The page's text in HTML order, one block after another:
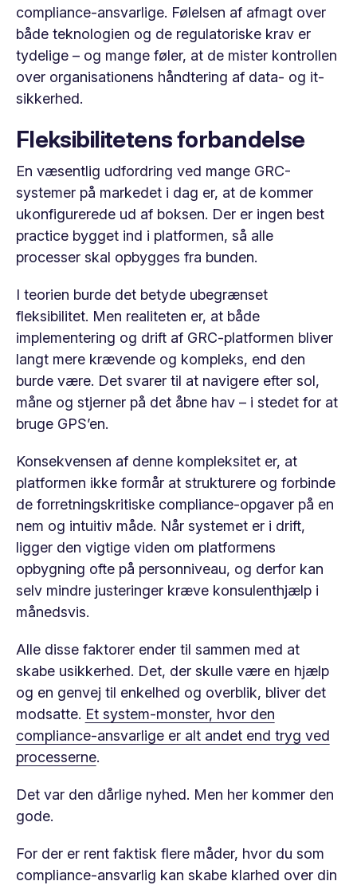
compliance-ansvarlige. Følelsen af afmagt over
både teknologien og de regulatoriske krav er
tydelige – og mange føler, at de mister kontrollen
over organisationens håndtering af data- og it-
sikkerhed.
Fleksibilitetens forbandelse
En væsentlig udfordring ved mange GRC-
systemer på markedet i dag er, at de kommer
ukonfigurerede ud af boksen. Der er ingen best
practice bygget ind i platformen, så alle
processer skal opbygges fra bunden.
I teorien burde det betyde ubegrænset
fleksibilitet. Men realiteten er, at både
implementering og drift af GRC-platformen bliver
langt mere krævende og kompleks, end den
burde være. Det svarer til at navigere efter sol,
måne og stjerner på det åbne hav – i stedet for at
bruge GPS’en.
Konsekvensen af denne kompleksitet er, at
platformen ikke formår at strukturere og forbinde
de forretningskritiske compliance-opgaver på en
nem og intuitiv måde. Når systemet er i drift,
ligger den vigtige viden om platformens
opbygning ofte på personniveau, og derfor kan
selv mindre justeringer kræve konsulenthjælp i
månedsvis.
Alle disse faktorer ender til sammen med at
skabe usikkerhed. Det, der skulle være en hjælp
og en genvej til enkelhed og overblik, bliver det
modsatte. Et system-monster, hvor den
compliance-ansvarlige er alt andet end tryg ved
processerne.
Det var den dårlige nyhed. Men her kommer den
gode.
For der er rent faktisk flere måder, hvor du som
compliance-ansvarlig kan skabe klarhed over din